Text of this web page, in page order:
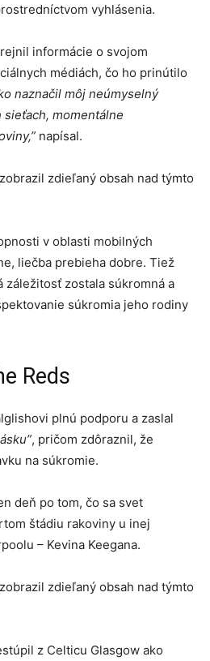
vyhlásenia.
informácie o svojom
médiách, čo ho prinútilo
naznačil môj neúmyselný
momentálne
napísal.
zdieľaný obsah nad týmto
v oblasti mobilných
liečba prebieha dobre. Tiež
záležitosť zostala súkromná a
súkromia jeho rodiny
Reds
plnú podporu a zaslal
, pričom zdôraznil, že
na súkromie.
deň po tom, čo sa svet
štádiu rakoviny u inej
– Kevina Keegana.
zdieľaný obsah nad týmto
z Celticu Glasgow ako